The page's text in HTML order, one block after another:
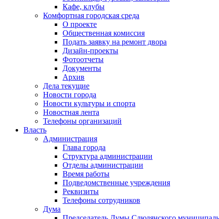
Кафе, клубы
Комфортная городская среда
О проекте
Общественная комиссия
Подать заявку на ремонт двора
Дизайн-проекты
Фотоотчеты
Документы
Архив
Дела текущие
Новости города
Новости культуры и спорта
Новостная лента
Телефоны организаций
Власть
Администрация
Глава города
Структура администрации
Отделы администрации
Время работы
Подведомственные учреждения
Реквизиты
Телефоны сотрудников
Дума